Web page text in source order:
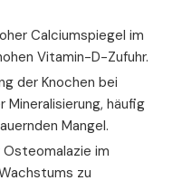
Calciumspiegel im
Vitamin-D-Zufuhr.
der Knochen bei
häufig
Mangel.
im
zu